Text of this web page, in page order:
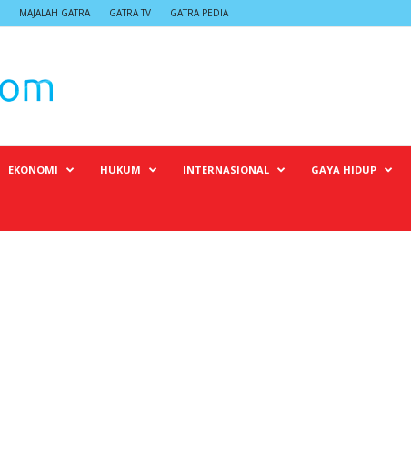
MAJALAH GATRA GATRA TV GATRA PEDIA
EKONOMI HUKUM INTERNASIONAL GAYA HIDUP